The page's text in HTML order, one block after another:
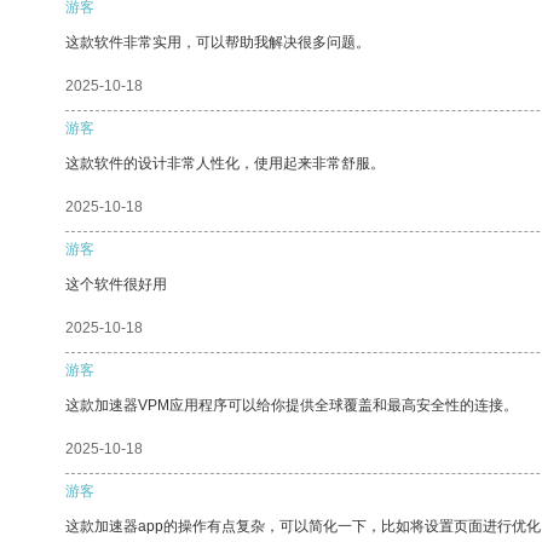
游客
这款软件非常实用，可以帮助我解决很多问题。
2025-10-18
游客
这款软件的设计非常人性化，使用起来非常舒服。
2025-10-18
游客
这个软件很好用
2025-10-18
游客
这款加速器VPM应用程序可以给你提供全球覆盖和最高安全性的连接。
2025-10-18
游客
这款加速器app的操作有点复杂，可以简化一下，比如将设置页面进行优